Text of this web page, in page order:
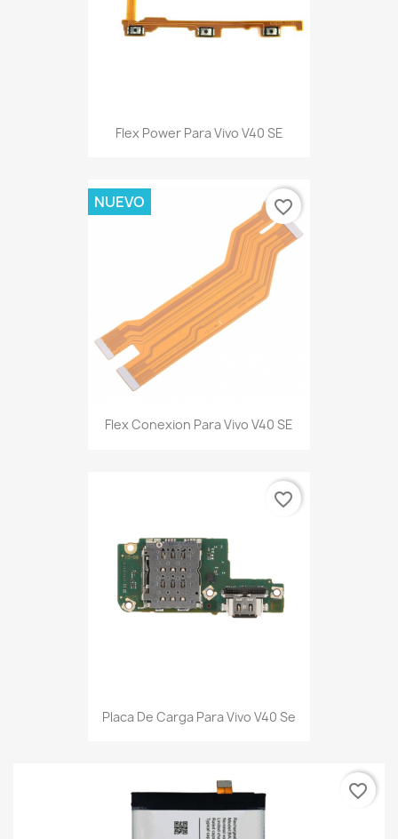
Flex Power Para Vivo V40 SE
Flex Conexion Para Vivo V40 SE
NUEVO favorite_border
Placa De Carga Para Vivo V40 Se
favorite_border
favorite_border